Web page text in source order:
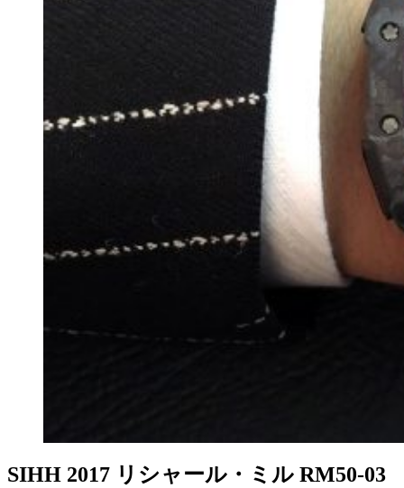
SIHH 2017 リシャール・ミル RM50-03